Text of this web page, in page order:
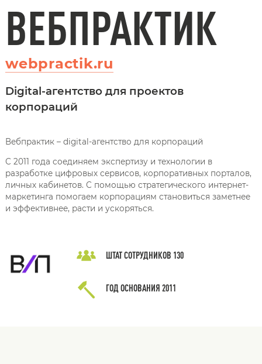
ВЕБПРАКТИК
webpractik.ru
Digital-aгентство для проектов
корпораций
Вебпрактик – digital-агентство для корпораций
С 2011 года соединяем экспертизу и технологии в
разработке цифровых сервисов, корпоративных порталов,
личных кабинетов. С помощью стратегического интернет-
маркетинга помогаем корпорациям становиться заметнее
и эффективнее, расти и ускоряться.
ШТАТ СОТРУДНИКОВ 130
ГОД ОСНОВАНИЯ 2011